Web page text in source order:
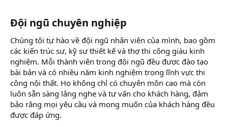
Đội ngũ chuyên nghiệp
Chúng tôi tự hào về đội ngũ nhân viên của mình, bao gồm
các kiến trúc sư, kỹ sư thiết kế và thợ thi công giàu kinh
nghiệm. Mỗi thành viên trong đội ngũ đều được đào tạo
bài bản và có nhiều năm kinh nghiệm trong lĩnh vực thi
công nội thất. Họ không chỉ có chuyên môn cao mà còn
luôn sẵn sàng lắng nghe và tư vấn cho khách hàng, đảm
bảo rằng mọi yêu cầu và mong muốn của khách hàng đều
được đáp ứng.